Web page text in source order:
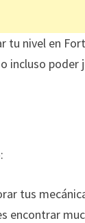
tu nivel en
incluso
tus